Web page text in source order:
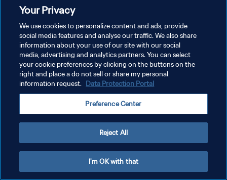
DATENSCHUTZ
NUTZUNGSBEDINGUNGEN
COOKIE-EINSTELLUNGEN VERWALTEN
Your Privacy
We use cookies to personalize content and ads, provide
social media features and analyse our traffic. We also share
information about your use of our site with our social
media, advertising and analytics partners. You can select
your cookie preferences by clicking on the buttons on the
right and place a do not sell or share my personal
information request. Data Protection Portal
Preference Center
Reject All
I'm OK with that